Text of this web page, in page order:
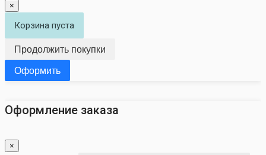
×
Корзина пуста
Продолжить покупки
Оформить
Оформление заказа
×